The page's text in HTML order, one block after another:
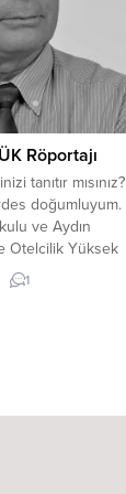
Röportajı
tanıtır mısınız?
doğumluyum.
ve Aydın
Otelcilik Yüksek
Antalya
1